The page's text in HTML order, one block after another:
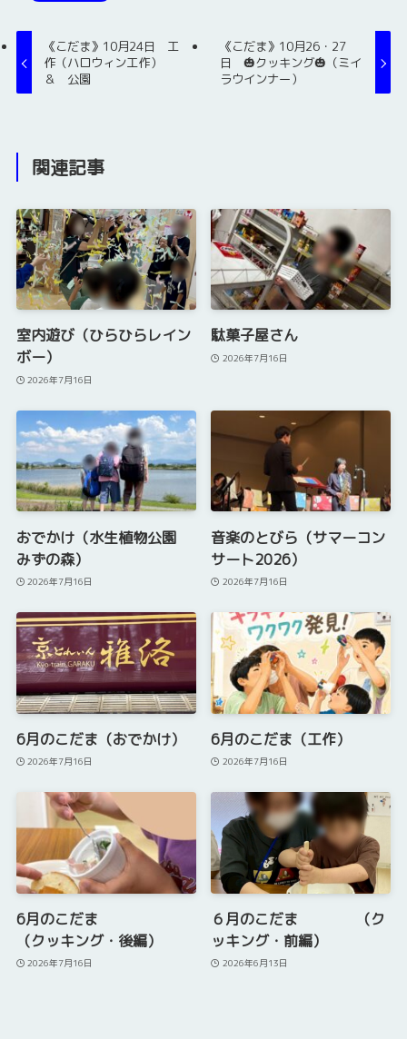
《こだま》10月24日 工
作（ハロウィン工作）
＆ 公園
《こだま》10月26・27
日 🎃クッキング🎃（ミイ
ラウインナー）
関連記事
室内遊び（ひらひらレイン
ボー）
2026年7月16日
駄菓子屋さん
2026年7月16日
おでかけ（水生植物公園
みずの森）
2026年7月16日
音楽のとびら（サマーコン
サート2026）
2026年7月16日
6月のこだま（おでかけ）
2026年7月16日
6月のこだま（工作）
2026年7月16日
6月のこだま
（クッキング・後編）
2026年7月16日
６月のこだま （ク
ッキング・前編）
2026年6月13日